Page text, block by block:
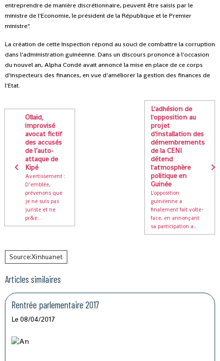
entreprendre de manière discrétionnaire, peuvent être saisis par le
ministre de l'Economie, le président de la République et le Premier
ministre".
La création de cette Inspection répond au souci de combattre la corruption
dans l'administration guinéenne. Dans un discours prononcé à l'occasion
du nouvel an, Alpha Condé avait annoncé la mise en place de ce corps
d'inspecteurs des finances, en vue d'améliorer la gestion des finances de
l'Etat.
Ollaid,
improvisé
avocat fictif
des accusés
de l’auto-
attaque de
Kipé
Avertissement :
D’emblée,
prévenons que
je ne suis pas
juriste et ne
pr&e...
L'adhésion de
l'opposition au
projet
d'installation des
démembrements
de la CENI
détend
l'atmosphère
politique en
Guinée
L'opposition
guinéenne a
finalement fait volte-
face, en annonçant
sa participation a...
Source:Xinhuanet
Articles similaires
Rentrée parlementaire 2017
Le 08/04/2017